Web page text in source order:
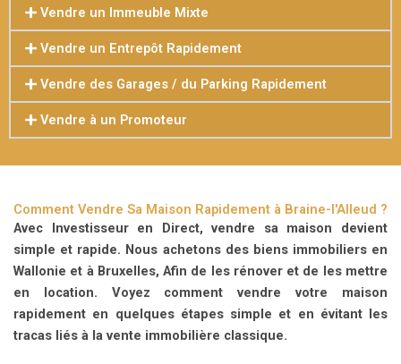
Vendre un Immeuble Mixte
Vendre un Entrepôt Rapidement
Vendre des Garages / du Parking Rapidement
Vendre à un Promoteur
Comment Vendre Sa Maison Rapidement à Braine-l'Alleud ?
Avec Investisseur en Direct, vendre sa maison devient
simple et rapide. Nous achetons des biens immobiliers en
Wallonie et à Bruxelles, Afin de les rénover et de les mettre
en location. Voyez comment vendre votre maison
rapidement en quelques étapes simple et en évitant les
tracas liés à la vente immobilière classique.